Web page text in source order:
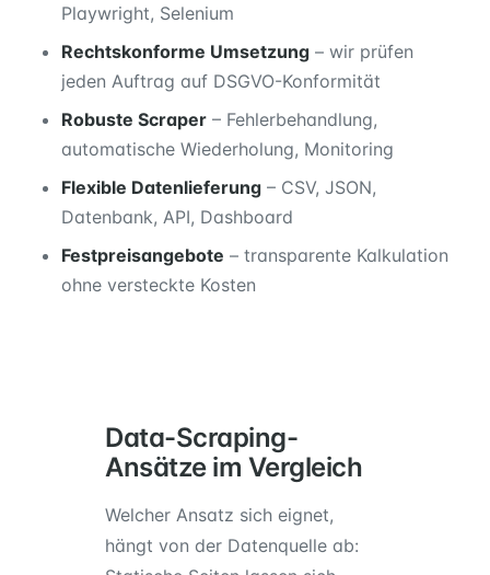
Playwright, Selenium
Rechtskonforme Umsetzung – wir prüfen
jeden Auftrag auf DSGVO-Konformität
Robuste Scraper – Fehlerbehandlung,
automatische Wiederholung, Monitoring
Flexible Datenlieferung – CSV, JSON,
Datenbank, API, Dashboard
Festpreisangebote – transparente Kalkulation
ohne versteckte Kosten
Data-Scraping-
Ansätze im Vergleich
Welcher Ansatz sich eignet,
hängt von der Datenquelle ab: